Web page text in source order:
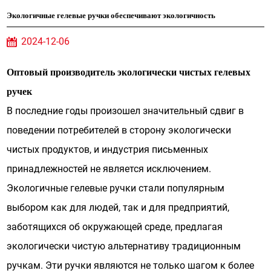
Экологичные гелевые ручки обеспечивают экологичность
2024-12-06
Оптовый производитель экологически чистых гелевых
ручек
В последние годы произошел значительный сдвиг в
поведении потребителей в сторону экологически
чистых продуктов, и индустрия письменных
принадлежностей не является исключением.
Экологичные гелевые ручкистали популярным
выбором как для людей, так и для предприятий,
заботящихся об окружающей среде, предлагая
экологически чистую альтернативу традиционным
ручкам. Эти ручки являются не только шагом к более